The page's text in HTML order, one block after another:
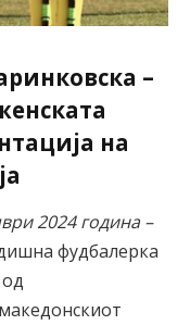
–
на
2024 година –
фудбалерка